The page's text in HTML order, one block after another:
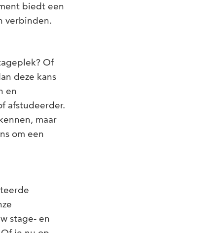
biedt een
verbinden.
Of
deze kans
en
afstudeerder.
maar
om een
stage- en